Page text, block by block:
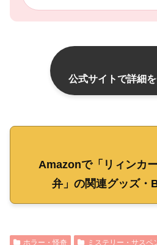
公式サイトで詳細を
Amazonで「リィンカ
弁」の関連グッズ・
ホラー・怪奇 ミステリー・サスペ